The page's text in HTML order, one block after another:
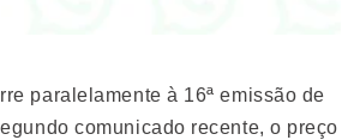
paralelamente à 16ª emissão de
comunicado recente, o preço